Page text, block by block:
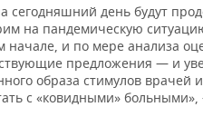
сегодняшний день будут
на пандемическую
начале, и по мере анализа
предложения — и
образа стимулов врачей
с «ковидными»